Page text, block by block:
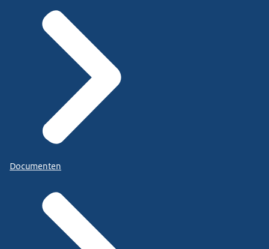
Documenten